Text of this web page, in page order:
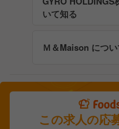
いて知る
Ｍ＆Maison につ
この求人の応